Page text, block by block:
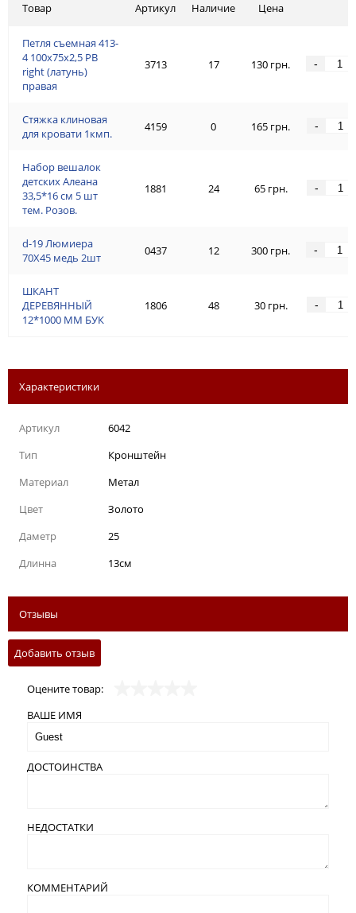
Товар
Петля съемная 413-
4 100x75x2,5 PB
right (латунь)
правая
Стяжка клиновая
для кровати 1кмп.
Набор вешалок
детских Алеана
33,5*16 см 5 шт
тем. Розов.
d-19 Люмиeра
70Х45 медь 2шт
ШКАНТ
ДЕРЕВЯННЫЙ
12*1000 ММ БУК
Артикул Наличие Цена
3713 17 130 грн. -
4159 0 165 грн. -
1881 24 65 грн. -
0437 12 300 грн. -
1806 48 30 грн. -
Характеристики
Артикул
6042
Тип
Кронштейн
Материал
Метал
Цвет
Золото
Даметр
25
Длинна
13см
Отзывы
Добавить отзыв
Оцените товар:
ВАШЕ ИМЯ
ДОСТОИНСТВА
НЕДОСТАТКИ
КОММЕНТАРИЙ